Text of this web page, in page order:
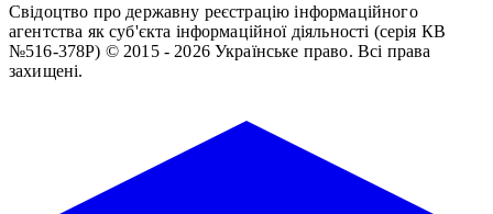
Свідоцтво про державну реєстрацію інформаційного
агентства як суб'єкта інформаційної діяльності (серія КВ
№516-378Р) © 2015 - 2026 Українське право. Всі права
захищені.